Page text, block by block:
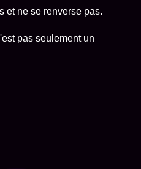
et ne se renverse pas.
pas seulement un